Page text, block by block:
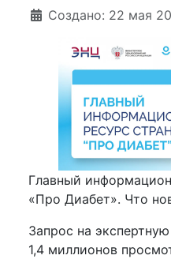
Информация о
Создано: 22 мая
Главный
«Про Диабет». Что
Запрос на
1,4 миллионов